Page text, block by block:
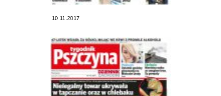
10.11.2017